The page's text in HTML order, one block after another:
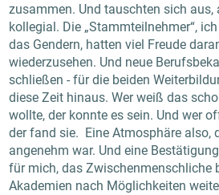
zusammen. Und tauschten sich aus,
kollegial. Die „Stammteilnehmer“,
das Gendern, hatten viel Freude
wiederzusehen. Und neue
schließen - für die beiden
diese Zeit hinaus. Wer weiß das
wollte, der konnte es sein. Und wer
der fand sie. Eine Atmosphäre also,
angenehm war. Und eine
für mich, das Zwischenmenschliche
Akademien nach Möglichkeiten